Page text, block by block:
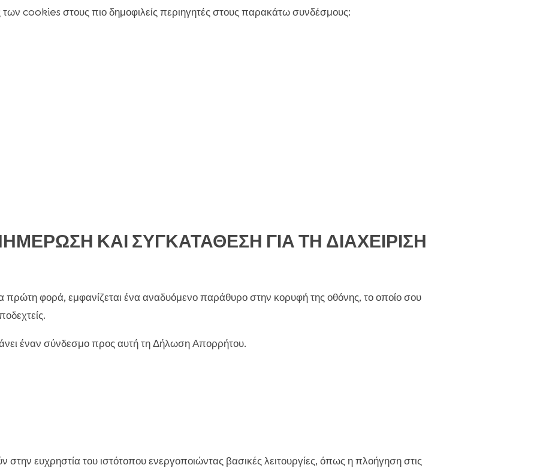
των cookies στους πιο δημοφιλείς περιηγητές στους παρακάτω συνδέσμους:
ΚΑΙ ΣΥΓΚΑΤΑΘΕΣΗ ΓΙΑ ΤΗ ΔΙΑΧΕΙΡΙΣΗ
πρώτη φορά, εμφανίζεται ένα αναδυόμενο παράθυρο στην κορυφή της οθόνης, το οποίο σου
έναν σύνδεσμο προς αυτή τη Δήλωση Απορρήτου.
ευχρηστία του ιστότοπου ενεργοποιώντας βασικές λειτουργίες, όπως η πλοήγηση στις